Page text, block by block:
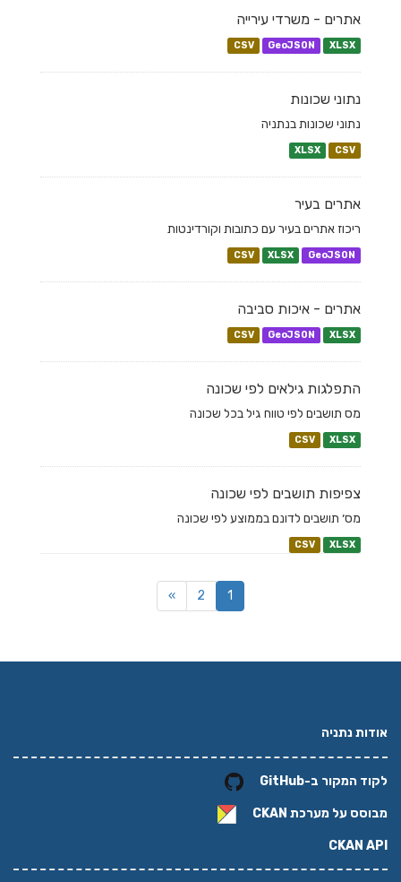
אתרים - משרדי עירייה
CSV GeoJSON XLSX
נתוני שכונות
נתוני שכונות בנתניה
XLSX CSV
אתרים בעיר
ריכוז אתרים בעיר עם כתובות וקורדינטות
CSV XLSX GeoJSON
אתרים - איכות סביבה
CSV GeoJSON XLSX
התפלגות גילאים לפי שכונה
מס תושבים לפי טווח גיל בכל שכונה
CSV XLSX
צפיפות תושבים לפי שכונה
מס׳ תושבים לדונם בממוצע לפי שכונה
CSV XLSX
1
2
»
אודות נתניה
לקוד המקור ב-GitHub
מבוסס על מערכת CKAN
CKAN API